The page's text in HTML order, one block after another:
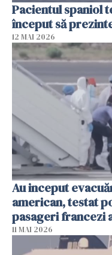
Pacientul spaniol
început să
12 MAI 2026
Au inceput
american, testat
pasageri francezi
11 MAI 2026